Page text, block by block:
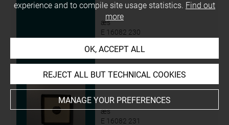
æs
E 16082 230
æs
E 16082 231
experience and to compile site usage statistics. Find out
more
OK, ACCEPT ALL
REJECT ALL BUT TECHNICAL COOKIES
MANAGE YOUR PREFERENCES